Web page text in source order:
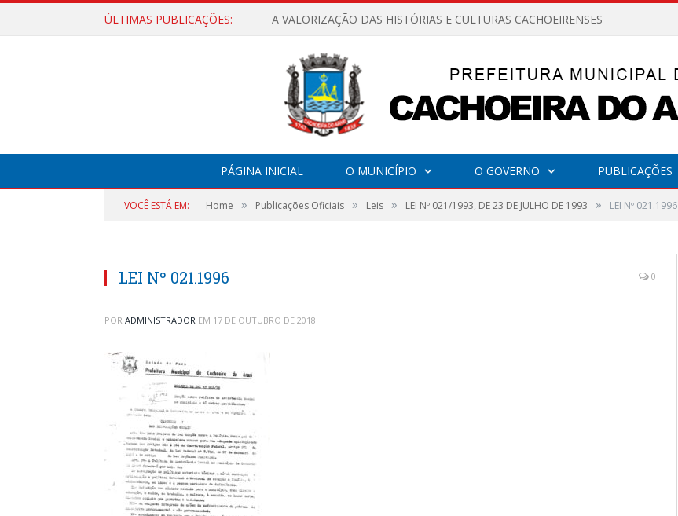
ÚLTIMAS PUBLICAÇÕES: A VALORIZAÇÃO DAS HISTÓRIAS E CULTURAS CACHOEIRENSES
PÁGINA INICIAL O MUNICÍPIO O GOVERNO PUBLICAÇÕES
VOCÊ ESTÁ EM: Home » Publicações Oficiais » Leis » LEI Nº 021/1993, DE 23 DE JULHO DE 1993 » LEI Nº 021.1996
LEI Nº 021.1996 0
POR ADMINISTRADOR EM 17 DE OUTUBRO DE 2018